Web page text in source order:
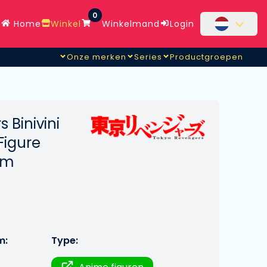
Home Winkel
0
Winkelmand Login
Onze merken Series Productgroepen
Binivini
Type: